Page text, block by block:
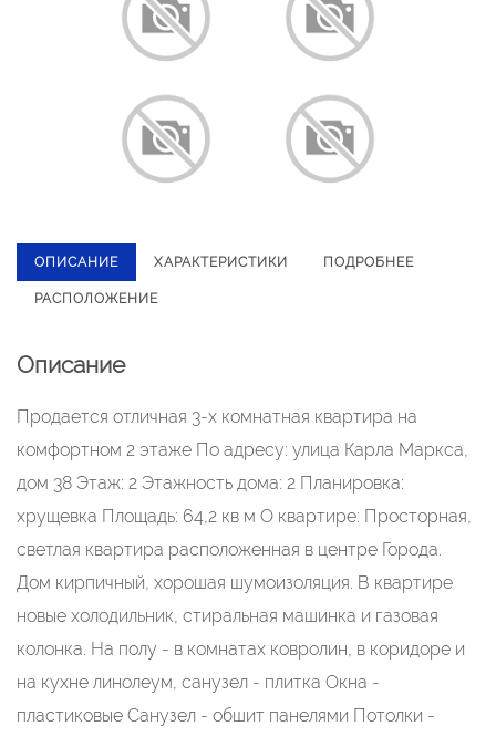
ОПИСАНИЕ ХАРАКТЕРИСТИКИ ПОДРОБНЕЕ
РАСПОЛОЖЕНИЕ
Описание
Продается отличная 3-х комнатная квартира на
комфортном 2 этаже По адресу: улица Карла Маркса,
дом 38 Этаж: 2 Этажность дома: 2 Планировка:
хрущевка Площадь: 64,2 кв м О квартире: Просторная,
светлая квартира расположенная в центре Города.
Дом кирпичный, хорошая шумоизоляция. В квартире
новые холодильник, стиральная машинка и газовая
колонка. На полу - в комнатах ковролин, в коридоре и
на кухне линолеум, санузел - плитка Окна -
пластиковые Санузел - обшит панелями Потолки -